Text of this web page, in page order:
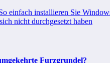
einfach installieren Sie
nicht durchgesetzt haben
Furzgrundel?